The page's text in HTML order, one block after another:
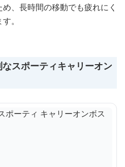
、長時間の移動でも疲れにく
。
スポーティキャリーオン